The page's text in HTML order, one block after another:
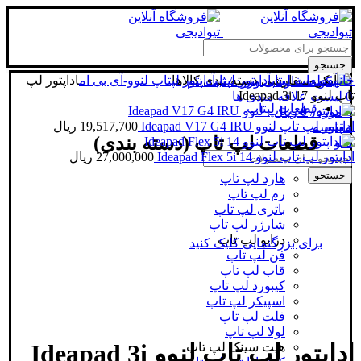
جستجو
ورود / ثبت نام
0 لیست علاقه مندی ها
0 مورد/
0 ریال
مقایسه
منو
جستجو
دسته بندی کالاها
قطعات لپتاپ
قطعات لپ تاپ (دسته بندی)
هارد لپ تاپ
رم لپ تاپ
باتری لپ تاپ
شارژر لپ تاپ
درایو لپ تاپ
فن لپ تاپ
قاب لپ تاپ
کیبورد لپ تاپ
اسپیکر لپ تاپ
فلت لپ تاپ
لولا لپ تاپ
هیت سینک لپ تاپ
خانهقطعات لپتاپآداپتور لپتاپآداپتور لپتاپ لنوو-آی بی اماداپتور لپ
تاپ لنوو Ideapad 3i 17
اداپتور لپ تاپ لنوو Ideapad V17 G4 IRU 19,517,700 ریال
اداپتور لپ تاپ لنوو Ideapad Flex 5i 14 27,000,000 ریال
برای بزرگنمایی کلیک کنید
اداپتور لپ تاپ لنوو Ideapad 3i